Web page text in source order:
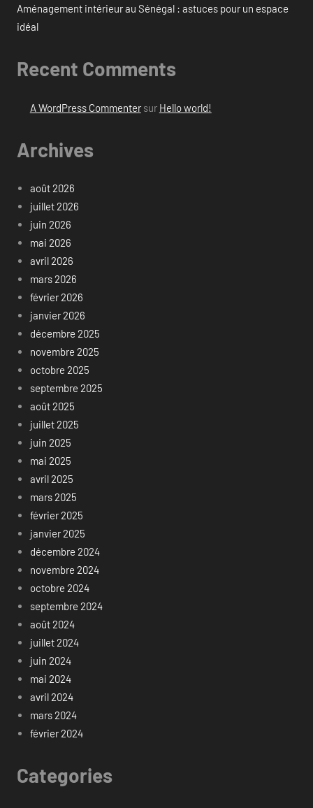
Aménagement intérieur au Sénégal : astuces pour un espace
idéal
Recent Comments
A WordPress Commentersur Hello world!
Archives
août 2026
juillet 2026
juin 2026
mai 2026
avril 2026
mars 2026
février 2026
janvier 2026
décembre 2025
novembre 2025
octobre 2025
septembre 2025
août 2025
juillet 2025
juin 2025
mai 2025
avril 2025
mars 2025
février 2025
janvier 2025
décembre 2024
novembre 2024
octobre 2024
septembre 2024
août 2024
juillet 2024
juin 2024
mai 2024
avril 2024
mars 2024
février 2024
Categories